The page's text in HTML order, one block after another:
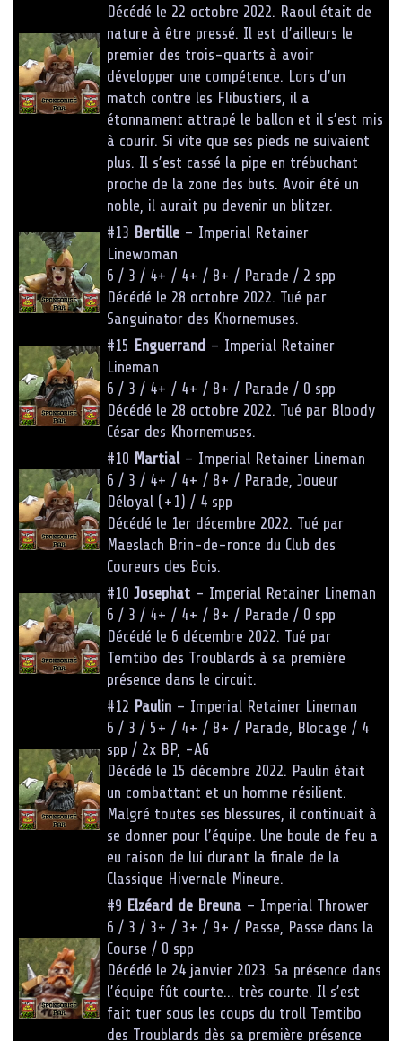
Décédé le 22 octobre 2022. Raoul était de
nature à être pressé. Il est d’ailleurs le
premier des trois-quarts à avoir
développer une compétence. Lors d’un
match contre les Flibustiers, il a
étonnament attrapé le ballon et il s’est mis
à courir. Si vite que ses pieds ne suivaient
plus. Il s’est cassé la pipe en trébuchant
proche de la zone des buts. Avoir été un
noble, il aurait pu devenir un blitzer.
#13 Bertille– Imperial Retainer
Linewoman
6 / 3 / 4+ / 4+ / 8+ / Parade / 2 spp
Décédé le 28 octobre 2022. Tué par
Sanguinator des Khornemuses.
#15 Enguerrand – Imperial Retainer
Lineman
6 / 3 / 4+ / 4+ / 8+ / Parade / 0 spp
Décédé le 28 octobre 2022. Tué par Bloody
César des Khornemuses.
#10 Martial– Imperial Retainer Lineman
6 / 3 / 4+ / 4+ / 8+ / Parade, Joueur
Déloyal (+1) / 4 spp
Décédé le 1er décembre 2022. Tué par
Maeslach Brin-de-ronce du Club des
Coureurs des Bois.
#10 Josephat– Imperial Retainer Lineman
6 / 3 / 4+ / 4+ / 8+ / Parade / 0 spp
Décédé le 6 décembre 2022. Tué par
Temtibo des Troublards à sa première
présence dans le circuit.
#12 Paulin– Imperial Retainer Lineman
6 / 3 / 5+ / 4+ / 8+ / Parade, Blocage / 4
spp / 2x BP, -AG
Décédé le 15 décembre 2022. Paulin était
un combattant et un homme résilient.
Malgré toutes ses blessures, il continuait à
se donner pour l’équipe. Une boule de feu a
eu raison de lui durant la finale de la
Classique Hivernale Mineure.
#9 Elzéard de Breuna– Imperial Thrower
6 / 3 / 3+ / 3+ / 9+ / Passe, Passe dans la
Course / 0 spp
Décédé le 24 janvier 2023. Sa présence dans
l’équipe fût courte… très courte. Il s’est
fait tuer sous les coups du troll Temtibo
des Troublards dès sa première présence